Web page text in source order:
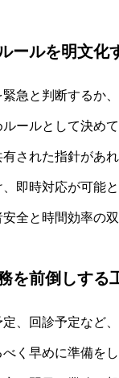
ールを明文化
急と判断するか
ルールとして決め
された指針があ
即時対応が可能
全と時間効率の
を前倒しする
定、回診予定など
く早めに準備を